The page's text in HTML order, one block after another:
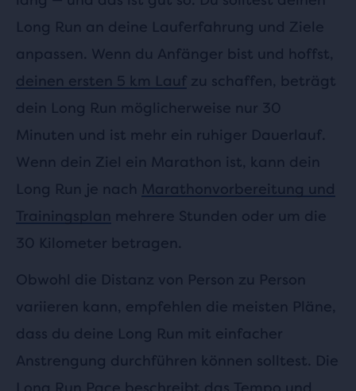
Long Run an deine Lauferfahrung und Ziele
anpassen. Wenn du Anfänger bist und hoffst,
deinen ersten 5 km Lauf zu schaffen, beträgt
dein Long Run möglicherweise nur 30
Minuten und ist mehr ein ruhiger Dauerlauf.
Wenn dein Ziel ein Marathon ist, kann dein
Long Run je nach Marathonvorbereitung und
Trainingsplan mehrere Stunden oder um die
30 Kilometer betragen.
Obwohl die Distanz von Person zu Person
variieren kann, empfehlen die meisten Pläne,
dass du deine Long Run mit einfacher
Anstrengung durchführen können solltest. Die
Long Run Pace beschreibt das Tempo und